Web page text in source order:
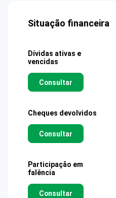
Situação financeira
Dívidas ativas e
vencidas
Consultar
Cheques devolvidos
Consultar
Participação em
falência
Consultar